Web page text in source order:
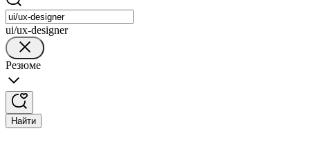
ui/ux-designer
Резюме
Найти